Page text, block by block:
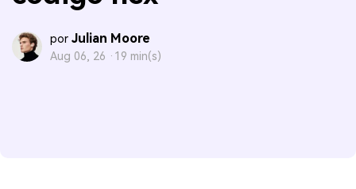
por Julian Moore
Aug 06, 26 · 19 min(s)